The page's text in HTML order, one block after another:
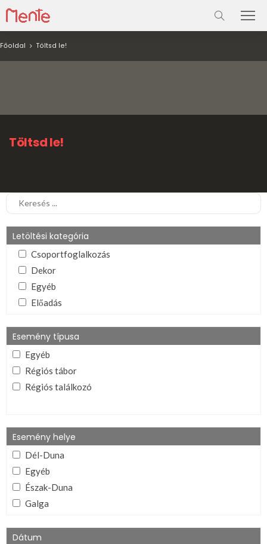
Főoldal Töltsd le!
Töltsd le!
Letöltési kategória
Csoportfoglalkozás
Dekor
Egyéb
Előadás
Eszközleírás
Ima
Játék
Lelkészség és régiói dokumentumai
Program
Tanúságtétel
VIFI alapítvány dokumentumai
Esemény típusa
Egyéb
Régiós tábor
Régiós találkozó
Esemény helye
Dél-Duna
Egyéb
Észak-Duna
Galga
Összerégiós
Dátum